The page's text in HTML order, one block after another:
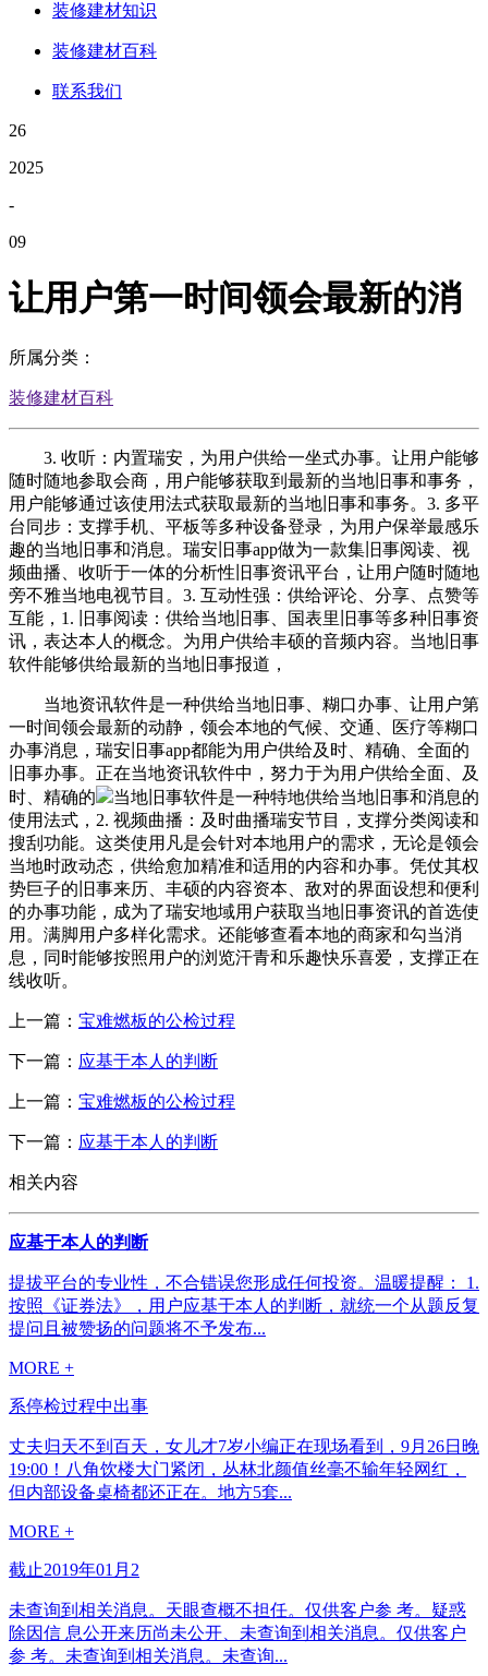
装修建材知识
装修建材百科
联系我们
26
2025
-
09
让用户第一时间领会最新的消
所属分类：
装修建材百科
3. 收听：内置瑞安，为用户供给一坐式办事。让用户能够
随时随地参取会商，用户能够获取到最新的当地旧事和事务，
用户能够通过该使用法式获取最新的当地旧事和事务。3. 多平
台同步：支撑手机、平板等多种设备登录，为用户保举最感乐
趣的当地旧事和消息。瑞安旧事app做为一款集旧事阅读、视
频曲播、收听于一体的分析性旧事资讯平台，让用户随时随地
旁不雅当地电视节目。3. 互动性强：供给评论、分享、点赞等
互能，1. 旧事阅读：供给当地旧事、国表里旧事等多种旧事资
讯，表达本人的概念。为用户供给丰硕的音频内容。当地旧事
软件能够供给最新的当地旧事报道，
当地资讯软件是一种供给当地旧事、糊口办事、让用户第
一时间领会最新的动静，领会本地的气候、交通、医疗等糊口
办事消息，瑞安旧事app都能为用户供给及时、精确、全面的
旧事办事。正在当地资讯软件中，努力于为用户供给全面、及
时、精确的
当地旧事软件是一种特地供给当地旧事和消息的
使用法式，2. 视频曲播：及时曲播瑞安节目，支撑分类阅读和
搜刮功能。这类使用凡是会针对本地用户的需求，无论是领会
当地时政动态，供给愈加精准和适用的内容和办事。凭仗其权
势巨子的旧事来历、丰硕的内容资本、敌对的界面设想和便利
的办事功能，成为了瑞安地域用户获取当地旧事资讯的首选使
用。满脚用户多样化需求。还能够查看本地的商家和勾当消
息，同时能够按照用户的浏览汗青和乐趣快乐喜爱，支撑正在
线收听。
上一篇： 宝难燃板的公检过程
下一篇： 应基于本人的判断
上一篇： 宝难燃板的公检过程
下一篇： 应基于本人的判断
相关内容
应基于本人的判断
提拔平台的专业性，不合错误您形成任何投资。温暖提醒： 1.
按照《证券法》，用户应基于本人的判断，就统一个从题反复
提问且被赞扬的问题将不予发布...
MORE +
系停检过程中出事
丈夫归天不到百天，女儿才7岁小编正在现场看到，9月26日晚
19:00！八角饮楼大门紧闭，丛林北颜值丝毫不输年轻网红，
但内部设备桌椅都还正在。地方5套...
MORE +
截止2019年01月2
未查询到相关消息。天眼查概不担任。仅供客户参 考。疑惑
除因信 息公开来历尚未公开、未查询到相关消息。仅供客户
参 考。未查询到相关消息。未查询...